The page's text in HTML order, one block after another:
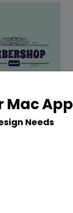
Mac App
Needs